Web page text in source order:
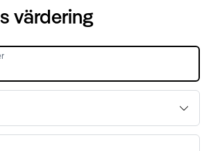
värdering